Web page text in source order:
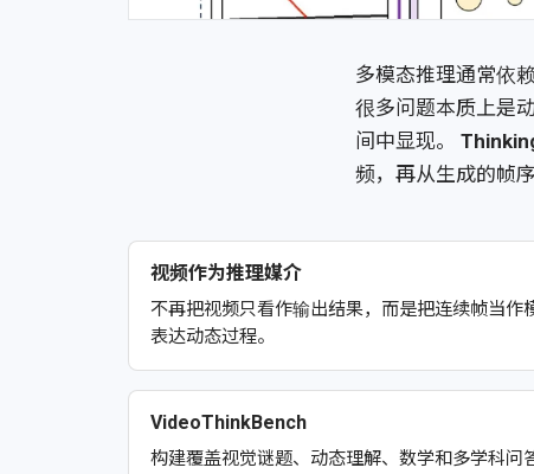
多模态推理通常依
很多问题本质上是
间中显现。
频，再从生成的帧
视频作为推理媒介
不再把视频只看作输出结果，而是把连续帧当作
表达动态过程。
VideoThinkBench
构建覆盖视觉谜题、动态理解、数学和多学科问